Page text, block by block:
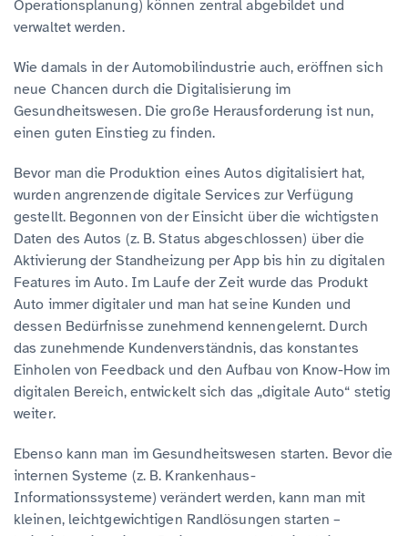
Operationsplanung) können zentral abgebildet und
verwaltet werden.
Wie damals in der Automobilindustrie auch, eröffnen sich
neue Chancen durch die Digitalisierung im
Gesundheitswesen. Die große Herausforderung ist nun,
einen guten Einstieg zu finden.
Bevor man die Produktion eines Autos digitalisiert hat,
wurden angrenzende digitale Services zur Verfügung
gestellt. Begonnen von der Einsicht über die wichtigsten
Daten des Autos (z. B. Status abgeschlossen) über die
Aktivierung der Standheizung per App bis hin zu digitalen
Features im Auto. Im Laufe der Zeit wurde das Produkt
Auto immer digitaler und man hat seine Kunden und
dessen Bedürfnisse zunehmend kennengelernt. Durch
das zunehmende Kundenverständnis, das konstantes
Einholen von Feedback und den Aufbau von Know-How im
digitalen Bereich, entwickelt sich das „digitale Auto“ stetig
weiter.
Ebenso kann man im Gesundheitswesen starten. Bevor die
internen Systeme (z. B. Krankenhaus-
Informationssysteme) verändert werden, kann man mit
kleinen, leichtgewichtigen Randlösungen starten –